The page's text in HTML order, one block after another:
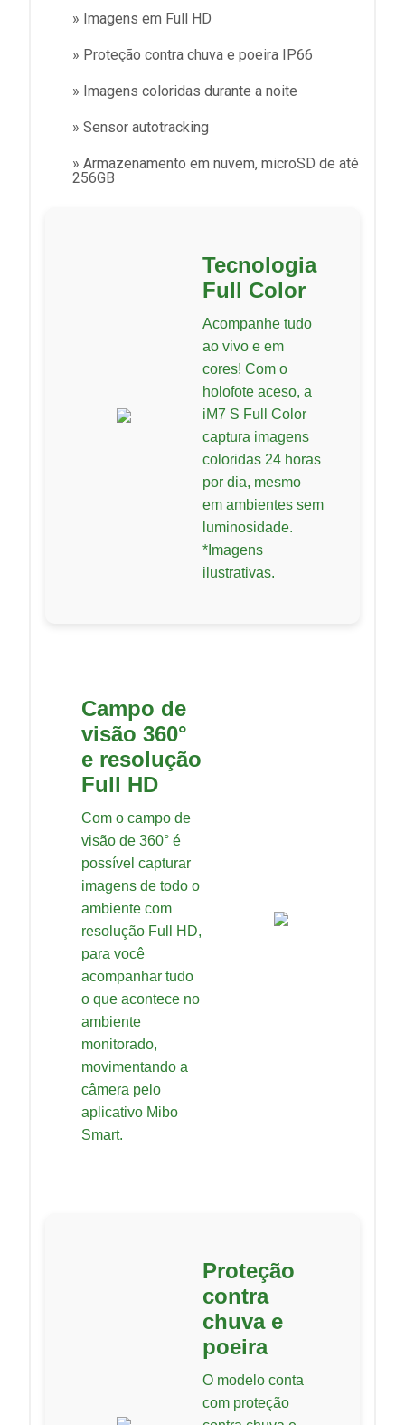
» Imagens em Full HD
» Proteção contra chuva e poeira IP66
» Imagens coloridas durante a noite
» Sensor autotracking
» Armazenamento em nuvem, microSD de até
256GB
Tecnologia
Full Color
Acompanhe tudo
ao vivo e em
cores! Com o
holofote aceso, a
iM7 S Full Color
captura imagens
coloridas 24 horas
por dia, mesmo
em ambientes sem
luminosidade.
*Imagens
ilustrativas.
Campo de
visão 360°
e resolução
Full HD
Com o campo de
visão de 360° é
possível capturar
imagens de todo o
ambiente com
resolução Full HD,
para você
acompanhar tudo
o que acontece no
ambiente
monitorado,
movimentando a
câmera pelo
aplicativo Mibo
Smart.
Proteção
contra
chuva e
poeira
O modelo conta
com proteção